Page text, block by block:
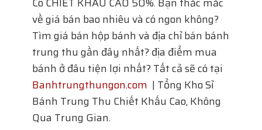
về giá bán bao nhiêu và có ngon không?
Tìm giá bán hộp bánh và địa chỉ bán bánh
trung thu gần đây nhất? địa điểm mua
bánh ở đâu tiện lợi nhất? Tất cả sẽ có tại
Banhtrungthungon.com | Tổng Kho Sỉ
Bánh Trung Thu Chiết Khấu Cao, Không
Qua Trung Gian.